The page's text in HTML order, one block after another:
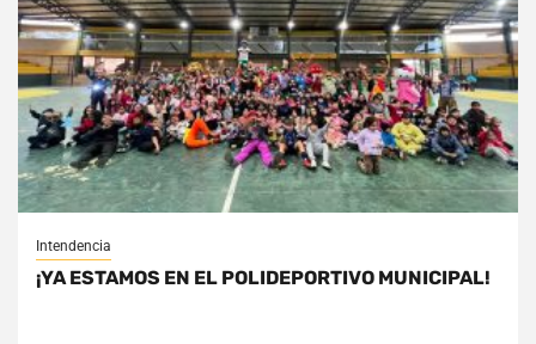
Intendencia
¡YA ESTAMOS EN EL POLIDEPORTIVO MUNICIPAL!